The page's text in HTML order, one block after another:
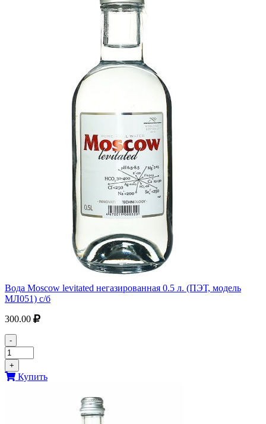
Вода Moscow levitated негазированная 0.5 л. (ПЭТ, модель
МЛ051) с/б
300.00
-
+
Купить